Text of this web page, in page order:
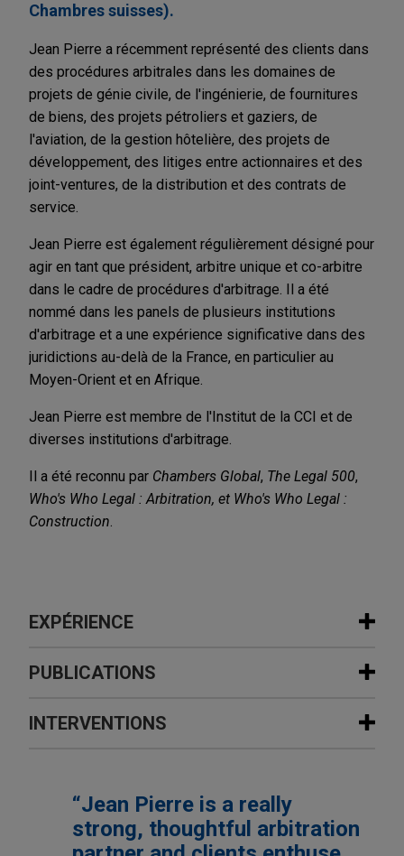
Chambres suisses).
Jean Pierre a récemment représenté des clients dans
des procédures arbitrales dans les domaines de
projets de génie civile, de l'ingénierie, de fournitures
de biens, des projets pétroliers et gaziers, de
l'aviation, de la gestion hôtelière, des projets de
développement, des litiges entre actionnaires et des
joint-ventures, de la distribution et des contrats de
service.
Jean Pierre est également régulièrement désigné pour
agir en tant que président, arbitre unique et co-arbitre
dans le cadre de procédures d'arbitrage. Il a été
nommé dans les panels de plusieurs institutions
d'arbitrage et a une expérience significative dans des
juridictions au-delà de la France, en particulier au
Moyen-Orient et en Afrique.
Jean Pierre est membre de l'Institut de la CCI et de
diverses institutions d'arbitrage.
Il a été reconnu par Chambers Global, The Legal 500,
Who's Who Legal :Arbitration, et Who's Who Legal :
Construction.
EXPÉRIENCE
Expérience
Construction firm arbitrates claims
against European State over
ICC arbitration against a European State
concerning the construction of a public facility in
that State.
PUBLICATIONS
JUNE 2026 COMMENTARY
NOVEMBER 2024 HANDOUT
Energy Transition in the Construction
INTERVENTIONS
MAY 22, 2025
Session 4: Dispute Avoidance and
Management: Today's Approaches
“Jean Pierre is a really
strong, thoughtful arbitration